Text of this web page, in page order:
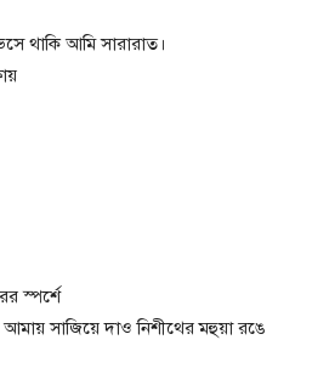
থাকি আমি সারারাত।
স্পর্শে
সাজিয়ে দাও নিশীথের মহুয়া রঙে